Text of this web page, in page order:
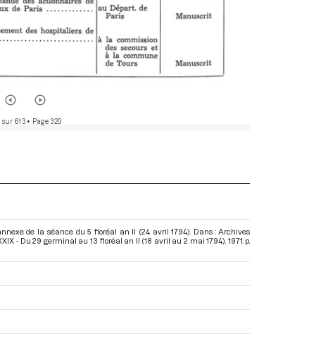
sur 613• Page 320
de la séance du 5 floréal an II (24 avril 1794). Dans : Archives
- Du 29 germinal au 13 floréal an II (18 avril au 2 mai 1794) . 1971. p.